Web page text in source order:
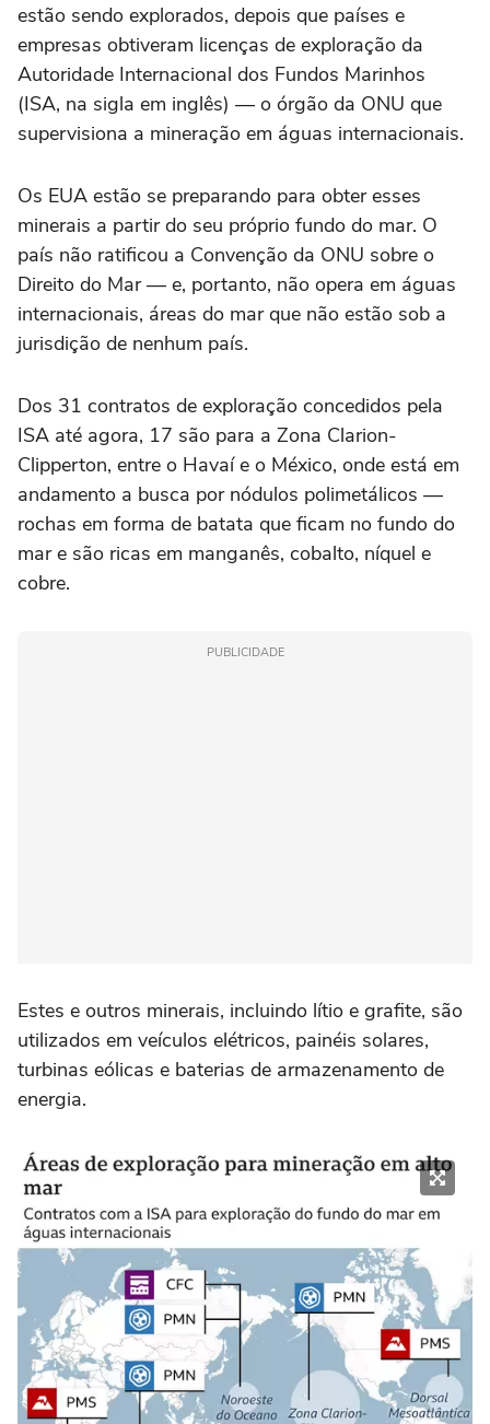
estão sendo explorados, depois que países e
empresas obtiveram licenças de exploração da
Autoridade Internacional dos Fundos Marinhos
(ISA, na sigla em inglês) — o órgão da ONU que
supervisiona a mineração em águas internacionais.
Os EUA estão se preparando para obter esses
minerais a partir do seu próprio fundo do mar. O
país não ratificou a Convenção da ONU sobre o
Direito do Mar — e, portanto, não opera em águas
internacionais, áreas do mar que não estão sob a
jurisdição de nenhum país.
Dos 31 contratos de exploração concedidos pela
ISA até agora, 17 são para a Zona Clarion-
Clipperton, entre o Havaí e o México, onde está em
andamento a busca por nódulos polimetálicos —
rochas em forma de batata que ficam no fundo do
mar e são ricas em manganês, cobalto, níquel e
cobre.
PUBLICIDADE
Estes e outros minerais, incluindo lítio e grafite, são
utilizados em veículos elétricos, painéis solares,
turbinas eólicas e baterias de armazenamento de
energia.